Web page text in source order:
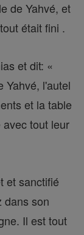
de Yahvé, et
était fini .
et dit: «
Yahvé, l'autel
et la table
tout leur
et sanctifié
dans son
Il est tout